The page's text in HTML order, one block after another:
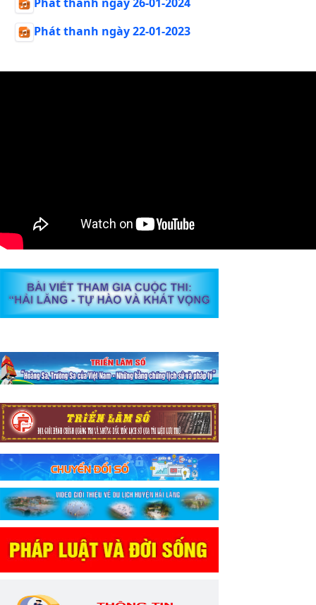
Phát thanh ngày 22-01-2023